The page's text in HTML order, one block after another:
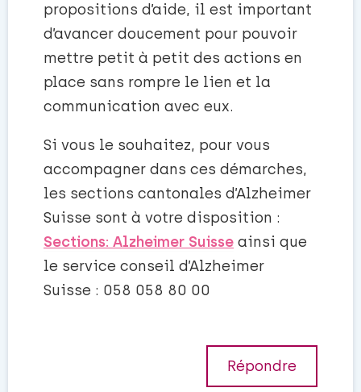
propositions d’aide, il est important
d’avancer doucement pour pouvoir
mettre petit à petit des actions en
place sans rompre le lien et la
communication avec eux.
Si vous le souhaitez, pour vous
accompagner dans ces démarches,
les sections cantonales d’Alzheimer
Suisse sont à votre disposition :
Sections: Alzheimer Suisse ainsi que
le service conseil d’Alzheimer
Suisse : 058 058 80 00
Répondre